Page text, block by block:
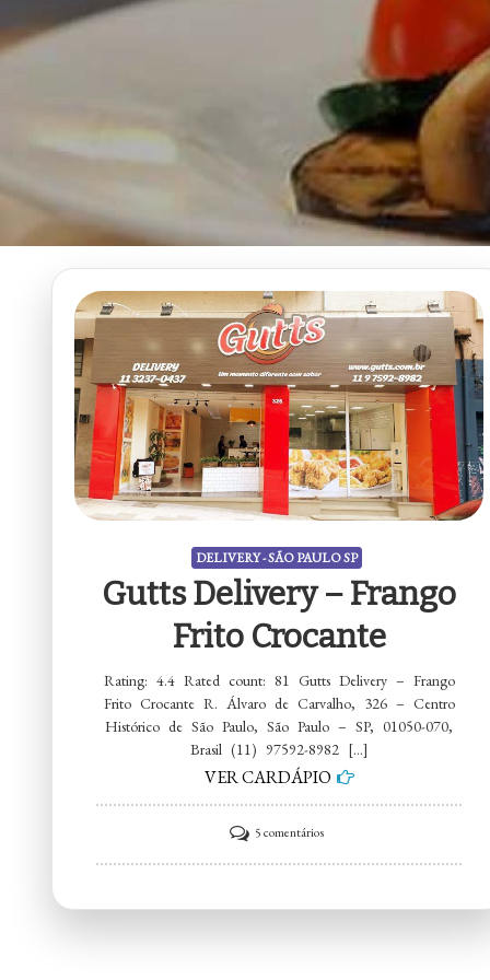
DELIVERY - SÃO PAULO SP
Gutts Delivery – Frango
Frito Crocante
Rating: 4.4 Rated count: 81 Gutts Delivery – Frango
Frito Crocante R. Álvaro de Carvalho, 326 – Centro
Histórico de São Paulo, São Paulo – SP, 01050-070,
Brasil (11) 97592-8982 […]
VER CARDÁPIO
5 comentáriosem
Gutts